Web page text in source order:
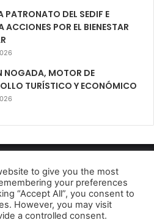
PATRONATO DEL SEDIF E
ACCIONES POR EL BIENESTAR
NOGADA, MOTOR DE
TURÍSTICO Y ECONÓMICO
Oportuno 2022
de Privacidad
TwitterTelegram
to give you the most
your preferences
“Accept All”, you consent to
However, you may visit
a controlled consent.